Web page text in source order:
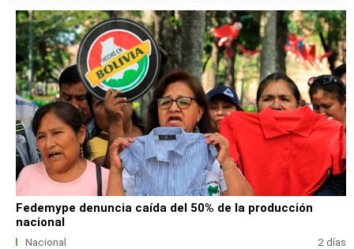
Fedemype denuncia caída del 50% de la producción
nacional
Nacional 2 días